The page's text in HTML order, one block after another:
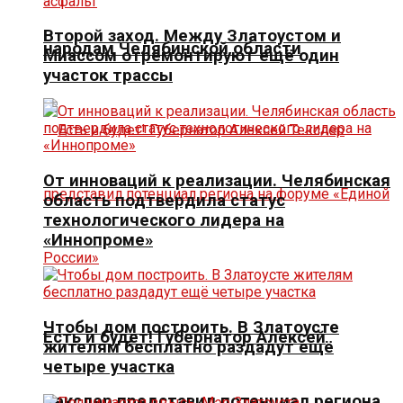
народам Челябинской области
Есть и будет! Губернатор Алексей
Второй заход. Между Златоустом и
Миассом отремонтируют ещё один
участок трассы
От инноваций к реализации. Челябинская
область подтвердила статус
технологического лидера на
«Иннопроме»
Чтобы дом построить. В Златоусте
жителям бесплатно раздадут ещё
четыре участка